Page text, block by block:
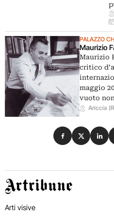
PALAZZO
Maurizio
Maurizio
critico
maggio
vuoto
Ariccia
Condividi su
Condividi
Artribune
Arti visive